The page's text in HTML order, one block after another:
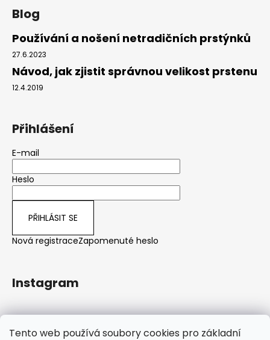
Tento web používá soubory cookies pro základní
Blog
Používání a nošení netradičních prstýnků
27.6.2023
Návod, jak zjistit správnou velikost prstenu
12.4.2019
Přihlášení
E-mail
Heslo
PŘIHLÁSIT SE
Nová registraceZapomenuté heslo
Instagram
Sledovat na Instagramu